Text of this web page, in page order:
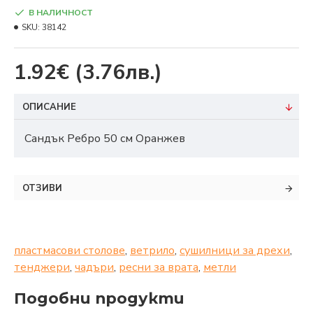
1.92€ (3.76лв.)
В НАЛИЧНОСТ
SKU: 38142
ОПИСАНИЕ
Сандък Ребро 50 см Оранжев
ОТЗИВИ
пластмасови столове, ветрило, сушилници за дрехи,
тенджери, чадъри, ресни за врата, метли
Подобни продукти